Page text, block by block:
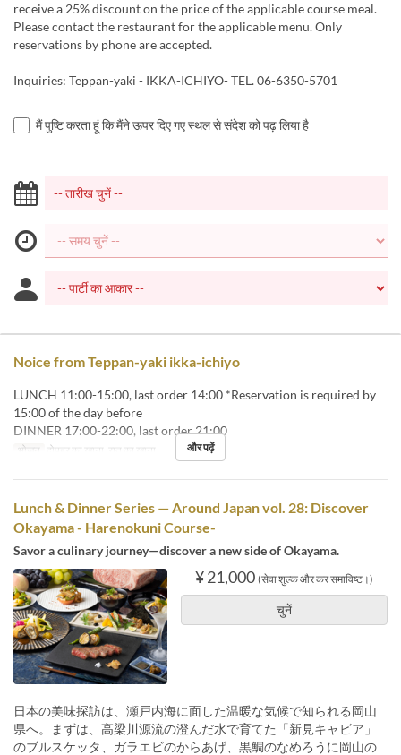
receive a 25% discount on the price of the applicable course meal.
Please contact the restaurant for the applicable menu. Only
reservations by phone are accepted.
Inquiries: Teppan-yaki - IKKA-ICHIYO- TEL. 06-6350-5701
मैं पुष्टि करता हूं कि मैंने ऊपर दिए गए स्थल से संदेश को पढ़ लिया है
Noice from Teppan-yaki ikka-ichiyo
LUNCH 11:00-15:00, last order 14:00 *Reservation is required by
15:00 of the day before
DINNER 17:00-22:00, last order 21:00
भोजन दोपहर का खाना, रात का खाना और पढ़ें
Lunch & Dinner Series — Around Japan vol. 28: Discover
Okayama - Harenokuni Course-
Savor a culinary journey—discover a new side of Okayama.
¥ 21,000 (सेवा शुल्क और कर समाविष्ट।)
चुनें
日本の美味探訪は、瀬戸内海に面した温暖な気候で知られる岡山
県へ。まずは、高梁川源流の澄んだ水で育てた「新見キャビア」
のブルスケッタ、ガラエビのからあげ、黒鯛のなめろうに岡山の